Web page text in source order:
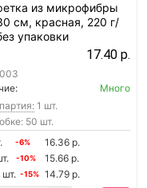
из микрофибры
см, красная, 220 г/
упаковки
17.40 р.
Много
1 шт.
50 шт.
-6%
16.36 р.
-10%
15.66 р.
-15% 14.79 р.